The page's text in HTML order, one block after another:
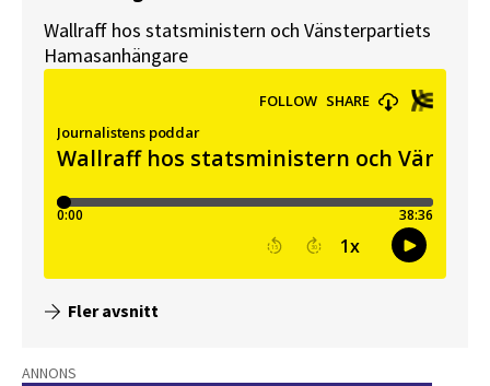
Wallraff hos statsministern och Vänsterpartiets
Hamasanhängare
Fler avsnitt
ANNONS